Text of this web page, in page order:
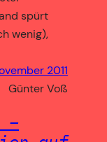
spürt
wenig),
2011
Günter Voß
–